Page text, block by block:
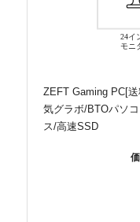
24イ
モニ
ZEFT Gaming PC[
気グラボ/BTOパソ
ス/高速SSD